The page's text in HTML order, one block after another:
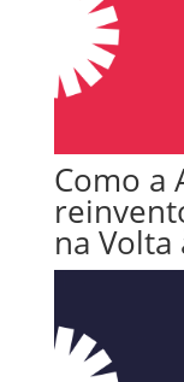
Como a
na Volta